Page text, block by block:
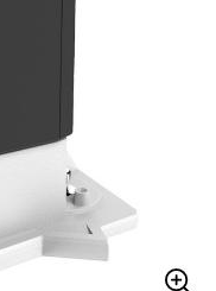
電子ピアノ
その他楽器
エフェクター